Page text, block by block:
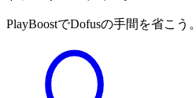
PlayBoostでDofusの手間を省こう。